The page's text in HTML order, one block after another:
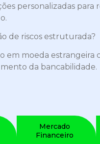
personalizadas para
de riscos estruturada?
em moeda estrangeira
da bancabilidade.
Mercado
Financeiro